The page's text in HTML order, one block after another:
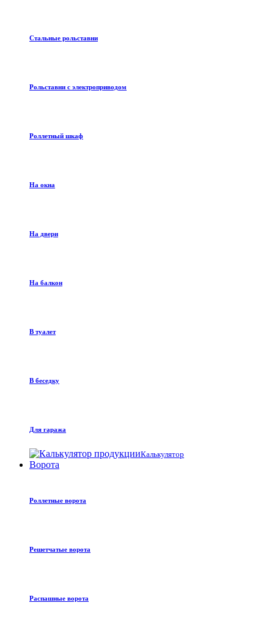
Стальные рольставни
Рольставни с электроприводом
Роллетный шкаф
На окна
На двери
На балкон
В туалет
В беседку
Для гаража
Калькулятор
Ворота
Роллетные ворота
Решетчатые ворота
Распашные ворота